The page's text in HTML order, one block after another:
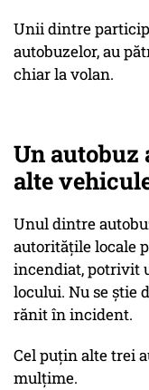
Unii dintre
autobuzelor, au
chiar la volan.
Un autobuz
alte
Unul dintre
autoritățile locale
incendiat, potrivit
locului. Nu se știe
rănit în incident.
Cel puțin alte trei
mulțime.